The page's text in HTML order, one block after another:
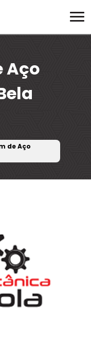
Aço
de Aço